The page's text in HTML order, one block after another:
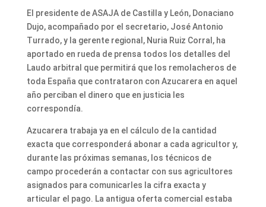
El presidente de ASAJA de Castilla y León, Donaciano
Dujo, acompañado por el secretario, José Antonio
Turrado, y la gerente regional, Nuria Ruiz Corral, ha
aportado en rueda de prensa todos los detalles del
Laudo arbitral que permitirá que los remolacheros de
toda España que contrataron con Azucarera en aquel
año perciban el dinero que en justicia les
correspondía.
Azucarera trabaja ya en el cálculo de la cantidad
exacta que corresponderá abonar a cada agricultor y,
durante las próximas semanas, los técnicos de
campo procederán a contactar con sus agricultores
asignados para comunicarles la cifra exacta y
articular el pago. La antigua oferta comercial estaba